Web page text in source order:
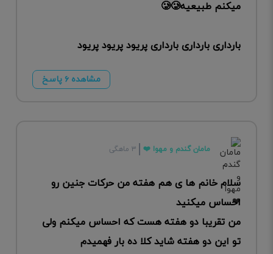
میکنم طبیعیه🥲🥲
بارداری بارداری بارداری پریود پریود پریود
مشاهده ۶ پاسخ
مامان گندم و مهوا ❤️ ۳ ماهگی
سلام خانم ها ی هم هفته من حرکات جنین رو
احساس میکنید
من تقریبا دو هفته هست که احساس میکنم ولی
تو این دو هفته شاید کلا ده بار فهمیدم